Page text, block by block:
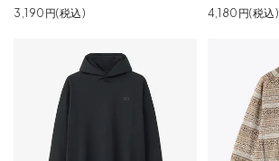
3,190円(税込)
4,180円(税込)